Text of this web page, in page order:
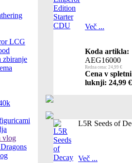
LCG
zbiranje
vlog
Več ...
Koda artikla:
AEG16000
Redna cena: 24,99 €
Cena v
luknji: 24,99 €
L5R Seeds of
Več ...